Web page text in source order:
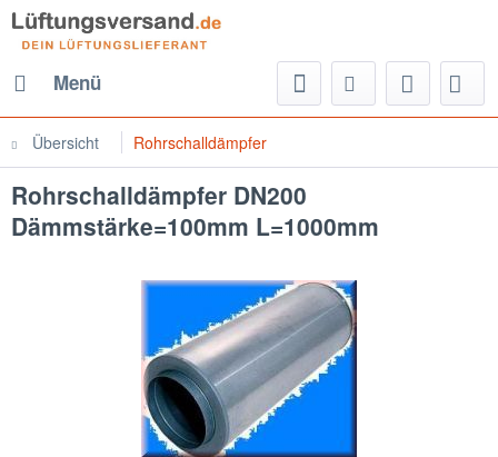
Menü
Übersicht Rohrschalldämpfer
Rohrschalldämpfer DN200
Dämmstärke=100mm L=1000mm